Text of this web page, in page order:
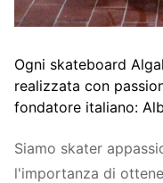
Ogni skateboard
realizzata con
fondatore italiano:
Siamo skater
l'importanza di